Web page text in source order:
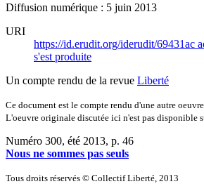
Diffusion numérique : 5 juin 2013
URI
https://id.erudit.org/iderudit/69431ac
s'est produite
Un compte rendu de la revue Liberté
Ce document est le compte rendu d'une autre
L'oeuvre originale discutée ici n'est pas disponible
Numéro 300, été 2013, p. 46
Nous ne sommes pas seuls
Tous droits réservés © Collectif Liberté, 2013